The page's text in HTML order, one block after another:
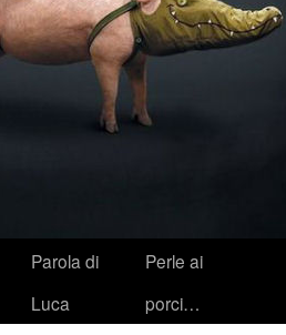
Parola di
Luca
Perle ai
porci…